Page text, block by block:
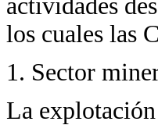
actividades
los cuales las
1. Sector
La